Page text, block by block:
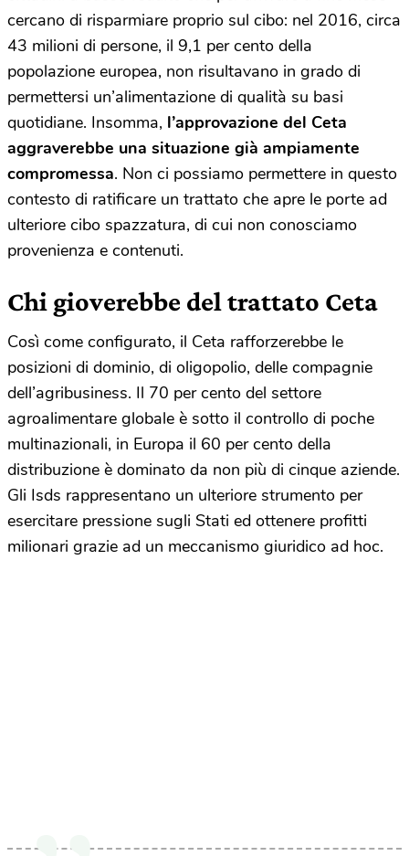
cercano di risparmiare proprio sul cibo: nel 2016, circa
43 milioni di persone, il 9,1 per cento della
popolazione europea, non risultavano in grado di
permettersi un’alimentazione di qualità su basi
quotidiane. Insomma, l’approvazione del Ceta
aggraverebbe una situazione già ampiamente
compromessa. Non ci possiamo permettere in questo
contesto di ratificare un trattato che apre le porte ad
ulteriore cibo spazzatura, di cui non conosciamo
provenienza e contenuti.
Chi gioverebbe del trattato Ceta
Così come configurato, il Ceta rafforzerebbe le
posizioni di dominio, di oligopolio, delle compagnie
dell’agribusiness. Il 70 per cento del settore
agroalimentare globale è sotto il controllo di poche
multinazionali, in Europa il 60 per cento della
distribuzione è dominato da non più di cinque aziende.
Gli Isds rappresentano un ulteriore strumento per
esercitare pressione sugli Stati ed ottenere profitti
milionari grazie ad un meccanismo giuridico ad hoc.